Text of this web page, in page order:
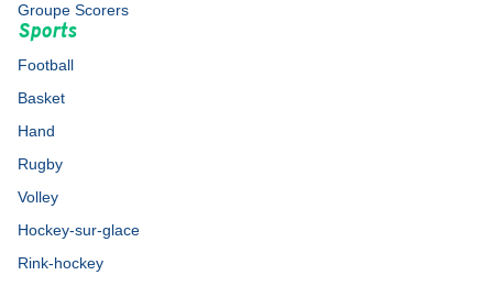
Groupe Scorers
Sports
Football
Basket
Hand
Rugby
Volley
Hockey-sur-glace
Rink-hockey